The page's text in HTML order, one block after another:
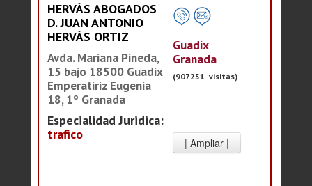
HERVÁS ABOGADOS
D. JUAN ANTONIO
HERVÁS ORTIZ
Avda. Mariana Pineda,
15 bajo 18500 Guadix
Emperatiriz Eugenia
18, 1º Granada
Especialidad Juridica:
trafico
Guadix
Granada
(907251 visitas)